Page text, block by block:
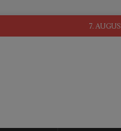
7.